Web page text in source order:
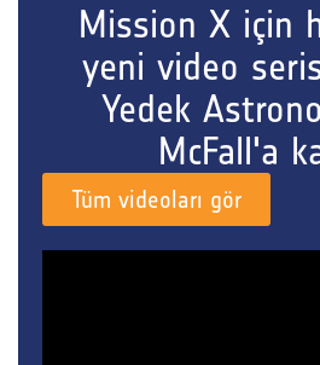
Mission X için
yeni video
Yedek
McFall'a
Tüm videoları gör